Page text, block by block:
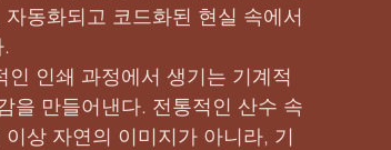
동화되고 코드화된 현실 속에서
인쇄 과정에서 생기는 기계적
을 만들어낸다. 전통적인 산수 속
상 자연의 이미지가 아니라, 기